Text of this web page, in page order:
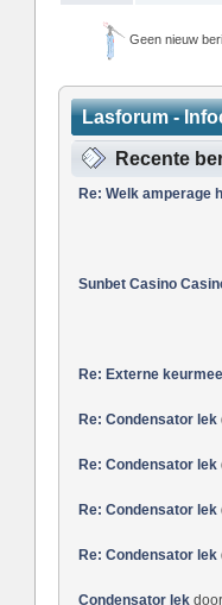
Geen nieuw
Lasforum -
Recente
Re: Welk amperage
Sunbet Casino
Re: Externe
Re: Condensator lek
Re: Condensator lek
Re: Condensator lek
Re: Condensator lek
Condensator lek door